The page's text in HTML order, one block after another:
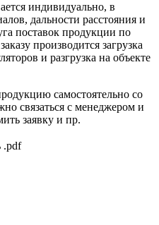
индивидуально, в
дальности расстояния и
поставок продукции по
производится загрузка
и разгрузка на объекте
самостоятельно со
связаться с менеджером и
заявку и пр.
.pdf